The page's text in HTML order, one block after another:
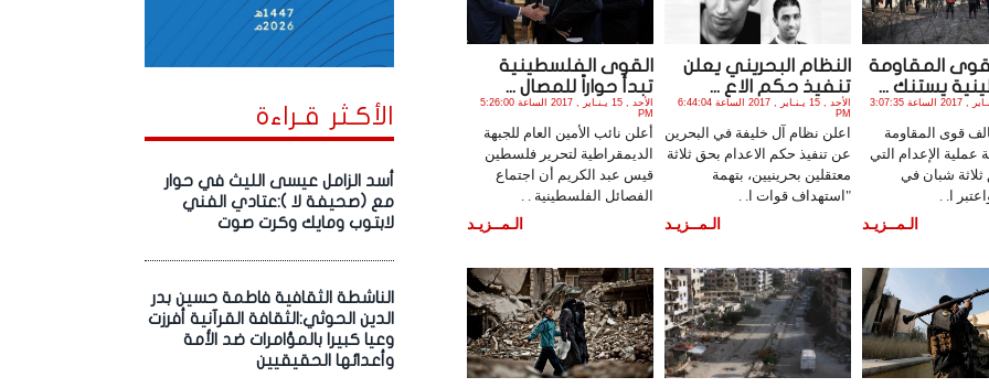
الأكـثر قـراءة
أسد الزامل عيسى الليث في حوار
مع (صحيفة لا ):عتادي الفني
لابتوب ومايك وكرت صوت
الناشطة الثقافية فاطمة حسين بدر
الدين الحوثي:الثقافة القرآنية أفرزت
وعيا كبيرا بالمؤامرات ضد الأمة
وأعدائها الحقيقيين
المقاومة
يستنك ...
الأثنين , 16 يـنـاير , 2017 الساعة 3:07:35
قوى المقاومة
عملية الإعدام التي
شبان في
ا. .
الـمــزيـد
النظام البحريني يعلن
تنفيذ حكم الاع ...
الأحد , 15 يـنـاير , 2017 الساعة 6:44:04
PM
اعلن نظام آل خليفة في البحرين
عن تنفيذ حكم الاعدام بحق ثلاثة
معتقلين بحرينيين، بتهمة
"استهداف قوات ا. .
الـمــزيـد
القوى الفلسطينية
تبدأ حواراً للمصال ...
الأحد , 15 يـنـاير , 2017 الساعة 5:26:00
PM
أعلن نائب الأمين العام للجبهة
الديمقراطية لتحرير فلسطين
قيس عبد الكريم أن اجتماع
الفصائل الفلسطينية . .
الـمــزيـد